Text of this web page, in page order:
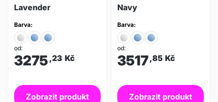
Lavender
Barva:
od:
3275 ,23 Kč
Zobrazit produkt
Navy
Barva:
od:
3517,85 Kč
Zobrazit produkt